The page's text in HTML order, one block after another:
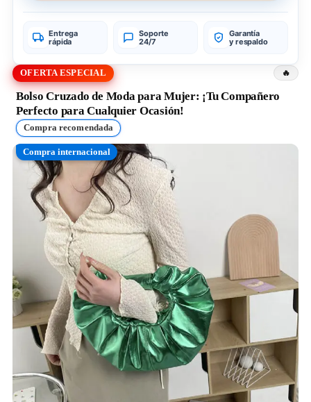
Entrega
rápida
Soporte
24/7
Garantía
y respaldo
OFERTA ESPECIAL
Bolso Cruzado de Moda para Mujer: ¡Tu Compañero
Perfecto para Cualquier Ocasión!
Compra recomendada
Compra internacional